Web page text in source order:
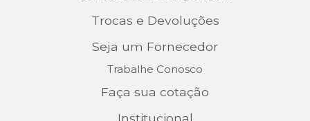
Trocas e Devoluções
Seja um Fornecedor
Trabalhe Conosco
Faça sua cotação
Institucional